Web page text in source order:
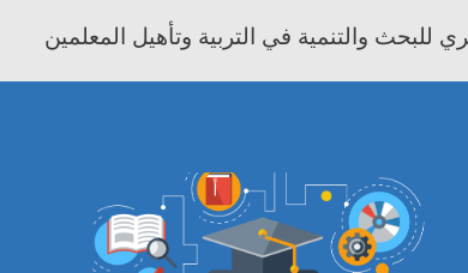
والتنمية في التربية وتأهيل المعلمين